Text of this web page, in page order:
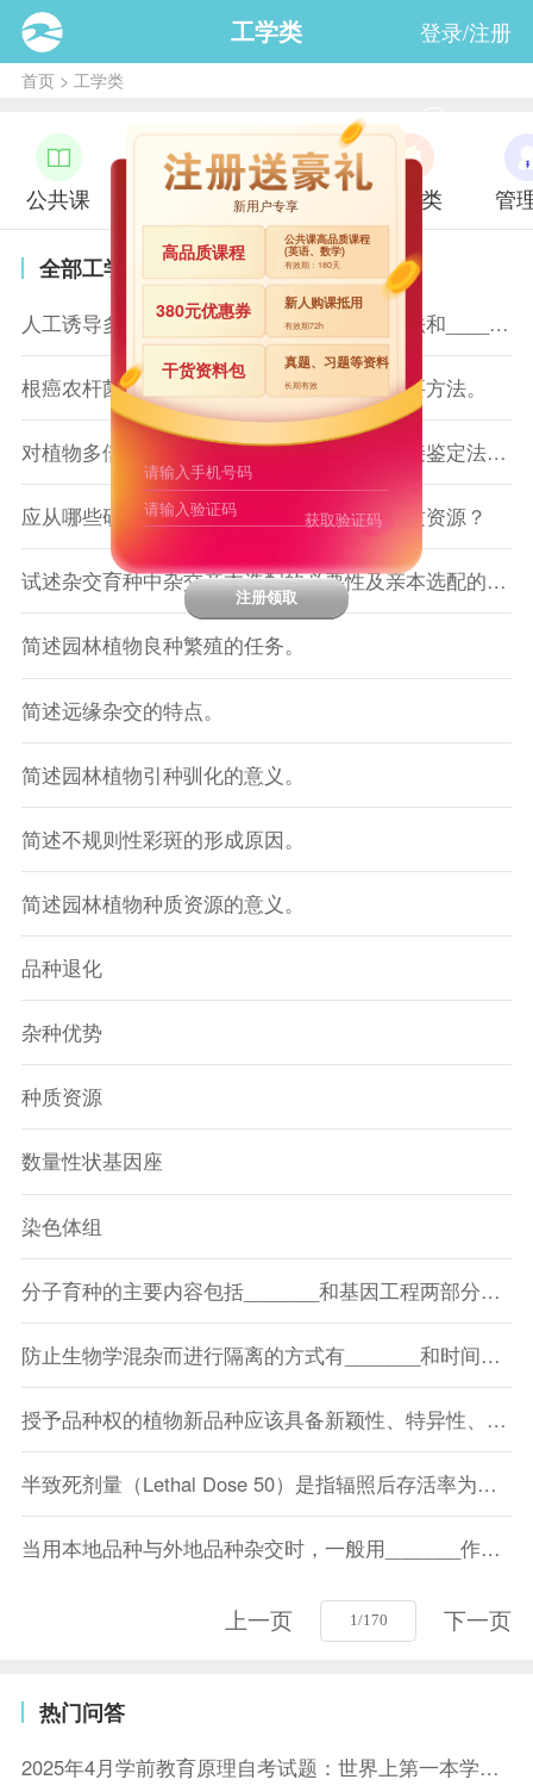
工学类 登录/注册
首页> 工学类
公共课 经济类 法学类 文学类 管
全部工学类
人工诱导多倍体的方法主要有物理法、化学法和_______三种。
根癌农杆菌介导法是当前植物遗传转化的主要方法。
对植物多倍体的鉴定采用直接鉴定法要比间接鉴定法更加可靠。
应从哪些研究内容和指标来评价园林植物种质资源？
试述杂交育种中杂交亲本选配的必要性及亲本选配的原则。
简述园林植物良种繁殖的任务。
简述远缘杂交的特点。
简述园林植物引种驯化的意义。
简述不规则性彩斑的形成原因。
简述园林植物种质资源的意义。
品种退化
杂种优势
种质资源
数量性状基因座
染色体组
分子育种的主要内容包括_______和基因工程两部分，前者可以大大提高选种效率，后者可实现定向育种。
防止生物学混杂而进行隔离的方式有_______和时间隔离二种。
授予品种权的植物新品种应该具备新颖性、特异性、_______和稳定性。
半致死剂量（Lethal Dose 50）是指辐照后存活率为对照的_______的剂量。
当用本地品种与外地品种杂交时，一般用_______作母本。
上一页 下一页
热门问答
2025年4月学前教育原理自考试题：世界上第一本学前教育专著是
新用户专享
高品质课程
公共课高品质课程
(英语、数学)
有效期：180天
380元优惠券 新人购课抵用
有效期72h
干货资料包 真题、习题等资料
长期有效
获取验证码
注册领取